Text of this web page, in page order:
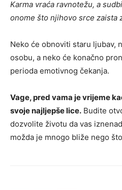
Karma vraća ravnotežu, a
onome što njihovo srce zaista
Neko će obnoviti staru ljubav,
osobu, a neko će konačno
perioda emotivnog čekanja.
Vage, pred vama je vrijeme
svoje najljepše lice. Budite
dozvolite životu da vas
možda je mnogo bliže nego